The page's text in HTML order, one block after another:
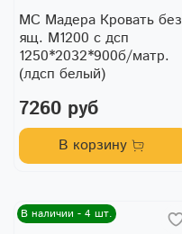
МС Мадера Кровать без
ящ. М1200 с дсп
1250*2032*900б/матр.
(лдсп белый)
7260 руб
В корзину
В наличии - 4 шт.